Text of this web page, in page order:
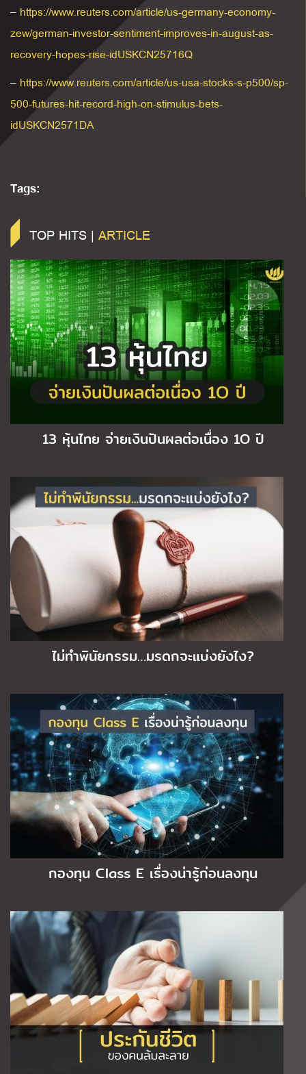
– https://www.reuters.com/article/us-germany-economy-
zew/german-investor-sentiment-improves-in-august-as-
recovery-hopes-rise-idUSKCN25716Q
– https://www.reuters.com/article/us-usa-stocks-s-p500/sp-
500-futures-hit-record-high-on-stimulus-bets-
idUSKCN2571DA
Tags:
TOP HITS | ARTICLE
13 หุ้นไทย จ่ายเงินปันผลต่อเนื่อง 1O ปี
ไม่ทำพินัยกรรม…มรดกจะแบ่งยังไง?
กองทุน Class E เรื่องน่ารู้ก่อนลงทุน